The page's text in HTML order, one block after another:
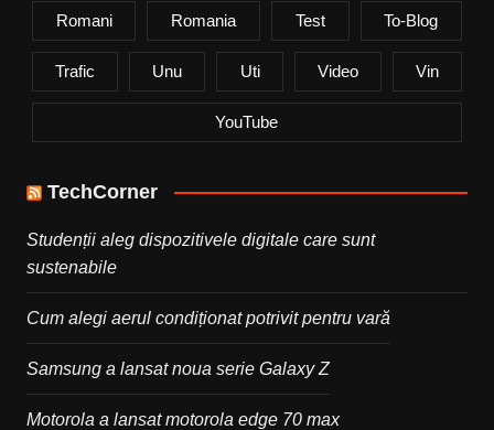
Romani Romania Test To-Blog
Trafic Unu Uti Video Vin
YouTube
TechCorner
Studenții aleg dispozitivele digitale care sunt
sustenabile
Cum alegi aerul condiționat potrivit pentru vară
Samsung a lansat noua serie Galaxy Z
Motorola a lansat motorola edge 70 max